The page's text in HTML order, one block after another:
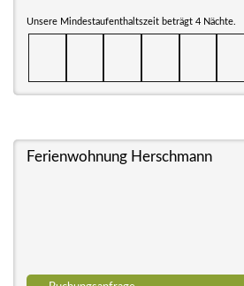
Unsere Mindestaufenthaltszeit beträgt 4 Nächte.
Ferienwohnung Herschmann